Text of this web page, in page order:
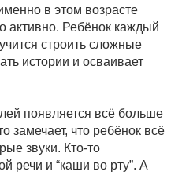
в этом возрасте
активно. Ребёнок каждый
строить сложные
истории и осваивает
появляется всё больше
замечает, что ребёнок всё
звуки. Кто-то
речи и “каши во рту”. А